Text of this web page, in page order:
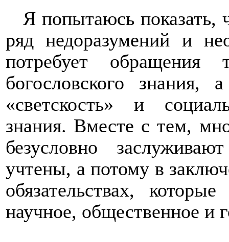
Я попытаюсь показать,
ряд недоразумений и
потребует
богословского знания,
«светскость» и
знания. Вместе с тем,
безусловно
учтены, а потому в
обязательствах,
научное, общественное и